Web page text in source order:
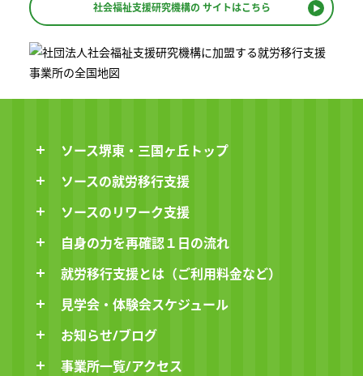
社会福祉支援研究機構の サイトはこちら
ソース堺東・三国ヶ丘トップ
ソースの就労移行支援
ソースのリワーク支援
自身の力を再確認１日の流れ
就労移行支援とは（ご利用料金など）
見学会・体験会スケジュール
お知らせ/ブログ
事業所一覧/アクセス